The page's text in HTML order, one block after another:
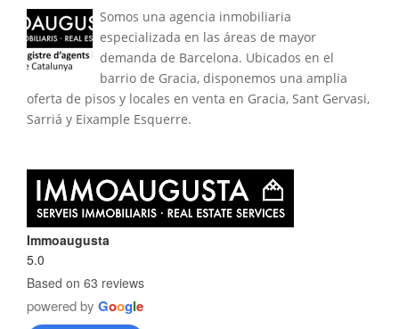
Somos una agencia inmobiliaria
especializada en las áreas de mayor
demanda de Barcelona. Ubicados en el
barrio de Gracia, disponemos una amplia
oferta de pisos y locales en venta en Gracia, Sant Gervasi,
Sarriá y Eixample Esquerre.
Immoaugusta
5.0
Based on 63 reviews
powered by Google